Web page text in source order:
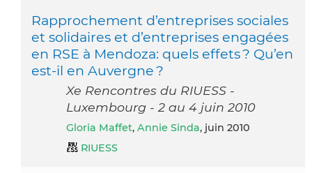
Rapprochement d’entreprises sociales
et solidaires et d’entreprises engagées
en RSE à Mendoza: quels effets ? Qu’en
est-il en Auvergne ?
Xe Rencontres du RIUESS -
Luxembourg - 2 au 4 juin 2010
Gloria Maffet, Annie Sinda, juin 2010
RIUESS